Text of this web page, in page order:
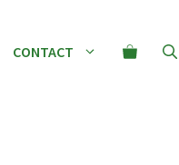
CONTACT